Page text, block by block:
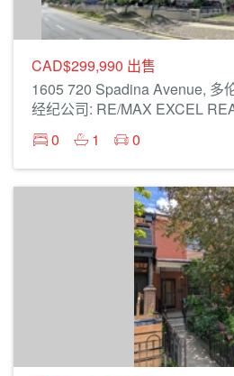
CAD$299,990 出售
1605 720 Spadina Avenue, 多
经纪公司: RE/MAX EXCEL
0
1 0